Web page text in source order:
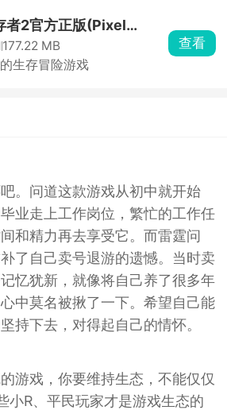
者2官方正版(Pixel
Game 2)
177.22 MB
生存冒险游戏
查看
。问道这款游戏从初中就开始
业走上工作岗位，繁忙的工作任
和精力再去享受它。而雷霆问
了自己卖号退游的遗憾。当时卖
忆犹新，就像将自己养了很多年
中莫名被揪了一下。希望自己能
持下去，对得起自己的情怀。
游戏，你要维持生态，不能仅仅
小R、平民玩家才是游戏生态的